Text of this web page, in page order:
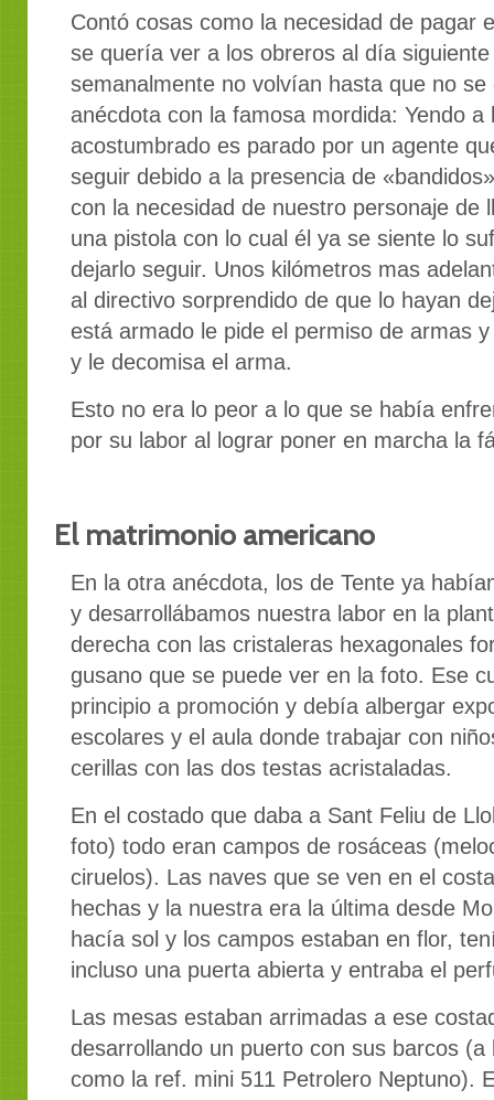
Contó cosas como la necesidad de pagar
se quería ver a los obreros al día
semanalmente no volvían hasta que no
anécdota con la famosa mordida: Yendo
acostumbrado es parado por un agente
seguir debido a la presencia de
con la necesidad de nuestro personaje de
una pistola con lo cual él ya se siente lo
dejarlo seguir. Unos kilómetros mas
al directivo sorprendido de que lo hayan
está armado le pide el permiso de armas
y le decomisa el arma.
Esto no era lo peor a lo que se había
por su labor al lograr poner en marcha la
El matrimonio americano
En la otra anécdota, los de Tente ya
y desarrollábamos nuestra labor en la
derecha con las cristaleras hexagonales
gusano que se puede ver en la foto. Ese
principio a promoción y debía albergar
escolares y el aula donde trabajar con
cerillas con las dos testas acristaladas.
En el costado que daba a Sant Feliu de
foto) todo eran campos de rosáceas
ciruelos). Las naves que se ven en el
hechas y la nuestra era la última desde
hacía sol y los campos estaban en flor,
incluso una puerta abierta y entraba el
Las mesas estaban arrimadas a ese
desarrollando un puerto con sus barcos
como la ref. mini 511 Petrolero Neptuno).